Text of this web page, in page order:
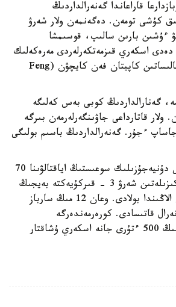
قاراعاندا گەنەرالداردىڭ
كۇشى تومەن. دەگەنمەن ولار شەرۋ
ءۇشىن بارىن سالىپ، قوسىمشا
اسكەري قىزمەتكەرلەردى مەرەكەلىك
شاراعا دايىنداۋمەن اينالىساتىن كاپيتان فەن كايچۋن (Feng
گەنارالداردىڭ كوبى بەس كەلىگە
قاتارداعى جاۋىنگەرلەرمەن بىرگە
ءجۇر. گەنەرالداردىڭ باسىم بولىگى
ايتا كەتەيىك، ەكىنشى دۇنيەجۇزىلىك سوعىستىڭ اياقتالۋىنا 70
جىل تولۋىنا وراي وتكىزىلەتىن شەرۋ 3 - قىركۇيەكتە بەيجىڭ
قالاسىنداعى تيانانمەن الاڭىندا بولادى. وعان 12 مىڭ سارباز
گەنەرال قاتىسادى. كورەرمەندەرگە
جاۋىنگەرلىك تەحنيكانىڭ 500 ءتۇرى جانە اسكەري ۇشاقتار